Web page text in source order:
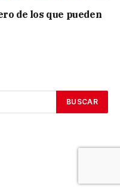
de los que pueden